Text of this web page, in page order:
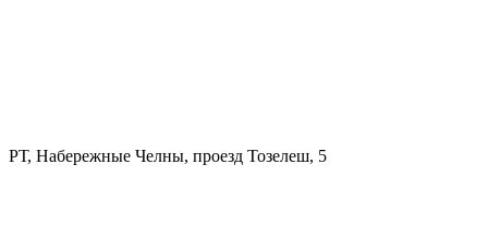
РТ, Набережные Челны, проезд Тозелеш, 5